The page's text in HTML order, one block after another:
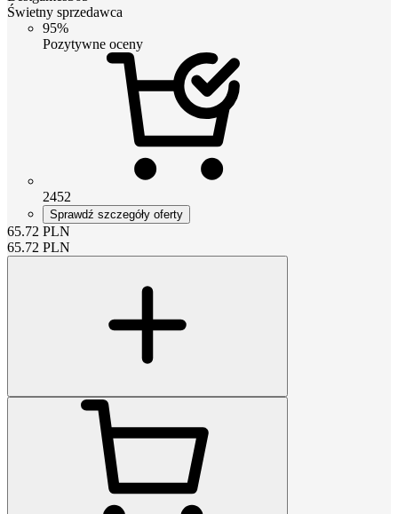
Świetny sprzedawca
95%
Pozytywne oceny
2452
Sprawdź szczegóły oferty
65.72 PLN
65.72 PLN